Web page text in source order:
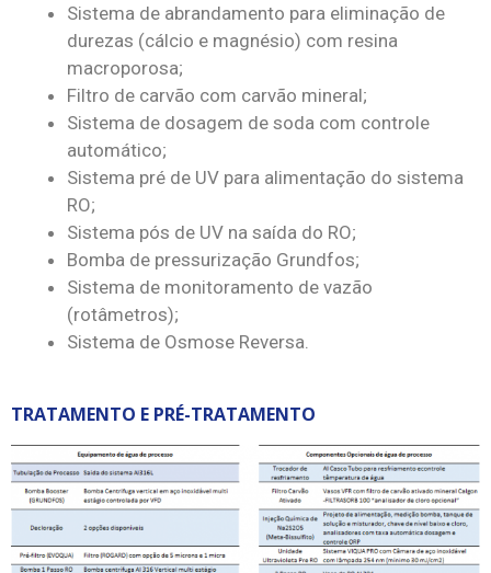
Sistema de abrandamento para eliminação de
durezas (cálcio e magnésio) com resina
macroporosa;
Filtro de carvão com carvão mineral;
Sistema de dosagem de soda com controle
automático;
Sistema pré de UV para alimentação do sistema
RO;
Sistema pós de UV na saída do RO;
Bomba de pressurização Grundfos;
Sistema de monitoramento de vazão
(rotâmetros);
Sistema de Osmose Reversa.
TRATAMENTO E PRÉ-TRATAMENTO